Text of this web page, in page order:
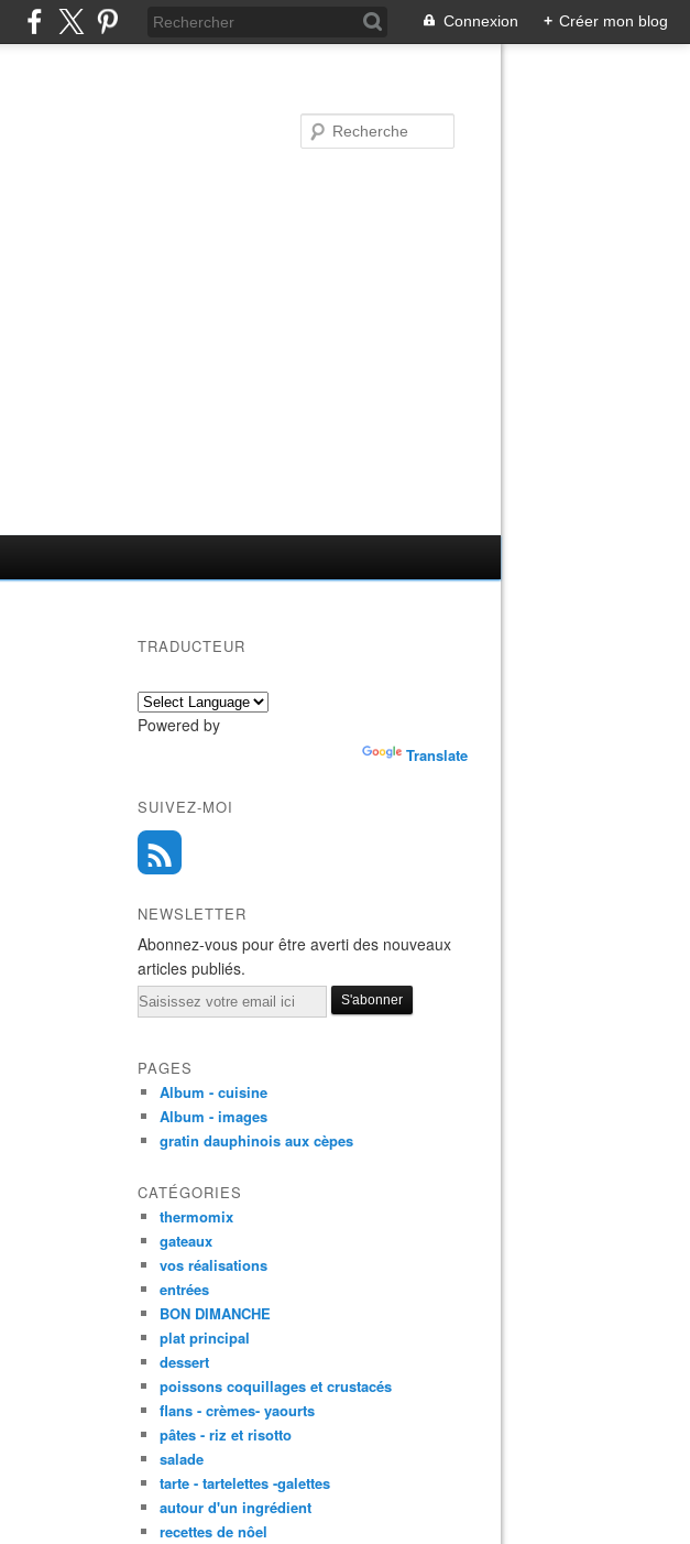
Connexion + Créer mon blog
TRADUCTEUR
Powered by
Translate
SUIVEZ-MOI
NEWSLETTER
Abonnez-vous pour être averti des nouveaux
articles publiés.
Email
PAGES
Album - cuisine
Album - images
gratin dauphinois aux cèpes
CATÉGORIES
thermomix
gateaux
vos réalisations
entrées
BON DIMANCHE
plat principal
dessert
poissons coquillages et crustacés
flans - crèmes- yaourts
pâtes - riz et risotto
salade
tarte - tartelettes -galettes
autour d'un ingrédient
recettes de nôel